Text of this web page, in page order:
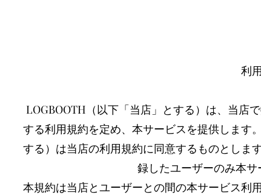
利
LOGBOOTH（以下「当店」とする）は、当店
する利用規約を定め、本サービスを提供します
する）は当店の利用規約に同意するものとしま
録したユーザーのみ本サ
本規約は当店とユーザーとの間の本サービス利